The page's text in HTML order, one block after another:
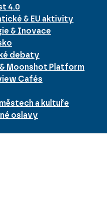
4.0
& EU aktivity
& Inovace
debaty
Moonshot Platform
Cafés
a kultuře
oslavy